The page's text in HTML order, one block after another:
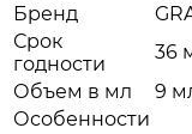
Бренд
Срок
годности
36
Объем в мл
9
Особенности